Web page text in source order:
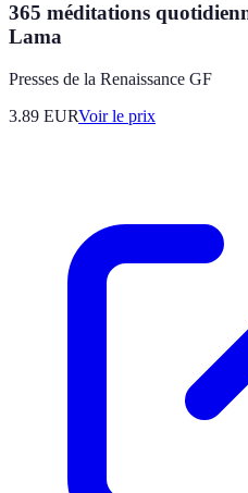
365 méditations
Lama
Presses de la Renaissance GF
3.89 EURVoir le prix